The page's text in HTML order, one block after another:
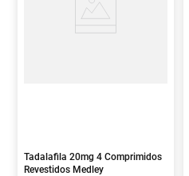
Tadalafila 20mg 4 Comprimidos
Revestidos Medley